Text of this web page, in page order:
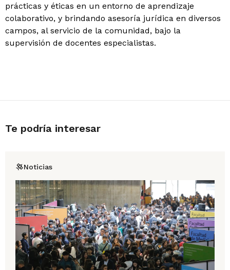
prácticas y éticas en un entorno de aprendizaje
colaborativo, y brindando asesoría jurídica en diversos
campos, al servicio de la comunidad, bajo la
supervisión de docentes especialistas.
Te podría interesar
Noticias